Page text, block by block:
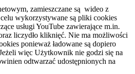
zamieszczane są wideo z
wykorzystywane są pliki cookies
usługi YouTube zawierające m.in.
liczydło kliknięć. Nie ma możliwości
ponieważ ładowane są dopiero
więc Użytkownik nie godzi się na
odtwarzać udostępnionych na